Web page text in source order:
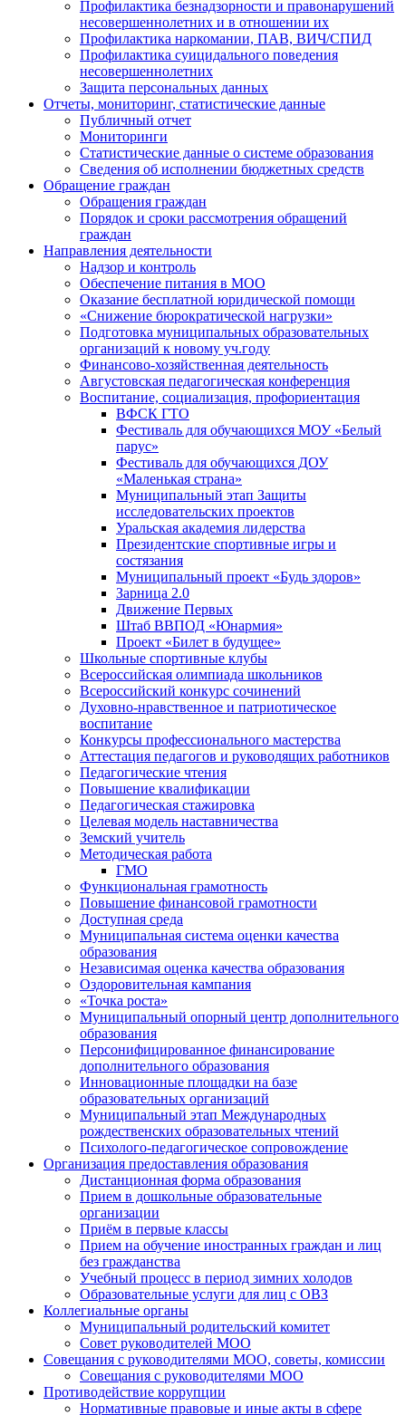
Профилактика безнадзорности и правонарушений
несовершеннолетних и в отношении их
Профилактика наркомании, ПАВ, ВИЧ/СПИД
Профилактика суицидального поведения
несовершеннолетних
Защита персональных данных
Отчеты, мониторинг, статистические данные
Публичный отчет
Мониторинги
Статистические данные о системе образования
Сведения об исполнении бюджетных средств
Обращение граждан
Обращения граждан
Порядок и сроки рассмотрения обращений
граждан
Направления деятельности
Надзор и контроль
Обеспечение питания в МОО
Оказание бесплатной юридической помощи
«Снижение бюрократической нагрузки»
Подготовка муниципальных образовательных
организаций к новому уч.году
Финансово-хозяйственная деятельность
Августовская педагогическая конференция
Воспитание, социализация, профориентация
ВФСК ГТО
Фестиваль для обучающихся МОУ «Белый
парус»
Фестиваль для обучающихся ДОУ
«Маленькая страна»
Муниципальный этап Защиты
исследовательских проектов
Уральская академия лидерства
Президентские спортивные игры и
состязания
Муниципальный проект «Будь здоров»
Зарница 2.0
Движение Первых
Штаб ВВПОД «Юнармия»
Проект «Билет в будущее»
Школьные спортивные клубы
Всероссийская олимпиада школьников
Всероссийский конкурс сочинений
Духовно-нравственное и патриотическое
воспитание
Конкурсы профессионального мастерства
Аттестация педагогов и руководящих работников
Педагогические чтения
Повышение квалификации
Педагогическая стажировка
Целевая модель наставничества
Земский учитель
Методическая работа
ГМО
Функциональная грамотность
Повышение финансовой грамотности
Доступная среда
Муниципальная система оценки качества
образования
Независимая оценка качества образования
Оздоровительная кампания
«Точка роста»
Муниципальный опорный центр дополнительного
образования
Персонифицированное финансирование
дополнительного образования
Инновационные площадки на базе
образовательных организаций
Муниципальный этап Международных
рождественских образовательных чтений
Психолого-педагогическое сопровождение
Организация предоставления образования
Дистанционная форма образования
Прием в дошкольные образовательные
организации
Приём в первые классы
Прием на обучение иностранных граждан и лиц
без гражданства
Учебный процесс в период зимних холодов
Образовательные услуги для лиц с ОВЗ
Коллегиальные органы
Муниципальный родительский комитет
Совет руководителей МОО
Совещания с руководителями МОО, советы, комиссии
Совещания с руководителями МОО
Противодействие коррупции
Нормативные правовые и иные акты в сфере